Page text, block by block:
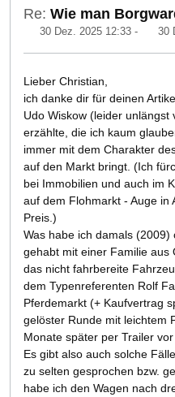
Re: Wie man
30 Dez. 2025 12:33 - 30
Lieber Christian,
ich danke dir für deinen
Udo Wiskow (leider
erzählte, die ich kaum
immer mit dem Charakter
auf den Markt bringt. (Ich
bei Immobilien und auch im
auf dem Flohmarkt - Auge in
Preis.)
Was habe ich damals
gehabt mit einer Familie aus
das nicht fahrbereite
dem Typenreferenten Rolf
Pferdemarkt (+ Kaufvertrag
gelöster Runde mit leichtem
Monate später per Trailer
Es gibt also auch solche
zu selten gesprochen bzw.
habe ich den Wagen nach